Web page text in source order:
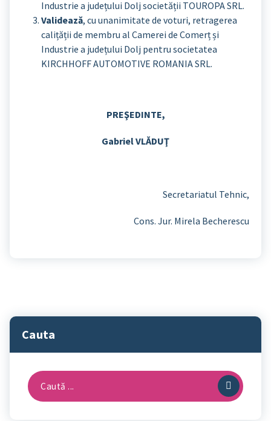
Industrie a județului Dolj societății TOUROPA SRL.
Validează, cu unanimitate de voturi, retragerea
calițății de membru al Camerei de Comerț și
Industrie a județului Dolj pentru societatea
KIRCHHOFF AUTOMOTIVE ROMANIA SRL.
PREŞEDINTE,
Gabriel VLĂDUŢ
Secretariatul Tehnic,
Cons. Jur. Mirela Becherescu
Cauta
Caută
după: